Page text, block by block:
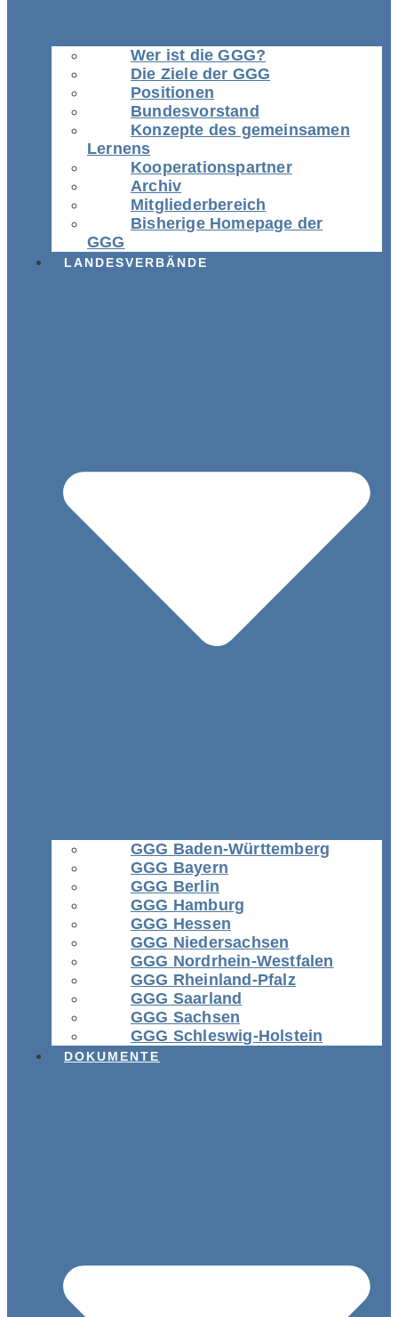
Wer ist die GGG?
Die Ziele der GGG
Positionen
Bundesvorstand
Konzepte des gemeinsamen
Lernens
Kooperationspartner
Archiv
Mitgliederbereich
Bisherige Homepage der
GGG
LANDESVERBÄNDE
GGG Baden-Württemberg
GGG Bayern
GGG Berlin
GGG Hamburg
GGG Hessen
GGG Niedersachsen
GGG Nordrhein-Westfalen
GGG Rheinland-Pfalz
GGG Saarland
GGG Sachsen
GGG Schleswig-Holstein
DOKUMENTE